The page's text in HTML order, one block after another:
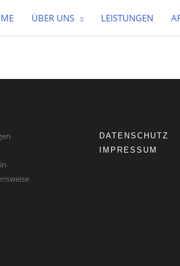
ÜBER UNS LEISTUNGEN
DATENSCHUTZ
IMPRESSUM